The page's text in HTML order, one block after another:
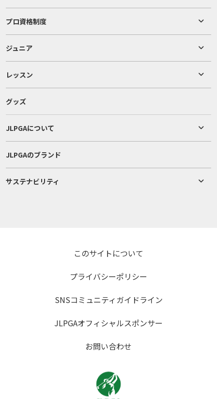
プロ資格制度
ジュニア
レッスン
グッズ
JLPGAについて
JLPGAのブランド
サステナビリティ
このサイトについて
プライバシーポリシー
SNSコミュニティガイドライン
JLPGAオフィシャルスポンサー
お問い合わせ